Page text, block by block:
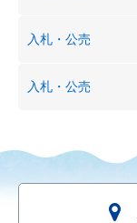
入札・公売
入札・公売